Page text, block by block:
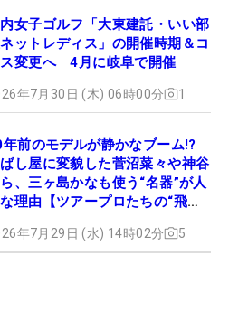
女子ゴルフ「大東建託・いい部
ットレディス」の開催時期＆コ
変更へ 4月に岐阜で開催
年7月30日 (木) 06時00分 1
年前のモデルが静かなブーム!?
し屋に変貌した菅沼菜々や神谷
、三ヶ島かなも使う“名器”が人
理由【ツアープロたちの“飛ば
年7月29日 (水) 14時02分 5